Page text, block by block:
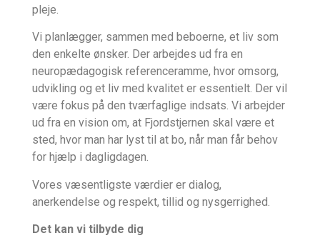
pleje.
Vi planlægger, sammen med beboerne, et liv som
den enkelte ønsker. Der arbejdes ud fra en
neuropædagogisk referenceramme, hvor omsorg,
udvikling og et liv med kvalitet er essentielt. Der vil
være fokus på den tværfaglige indsats. Vi arbejder
ud fra en vision om, at Fjordstjernen skal være et
sted, hvor man har lyst til at bo, når man får behov
for hjælp i dagligdagen.
Vores væsentligste værdier er dialog,
anerkendelse og respekt, tillid og nysgerrighed.
Det kan vi tilbyde dig